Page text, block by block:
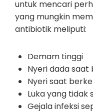
untuk mencari
yang mungkin
antibiotik meliputi:
Demam tinggi
Nyeri dada saat
Nyeri saat
Luka yang tidak
Gejala infeksi